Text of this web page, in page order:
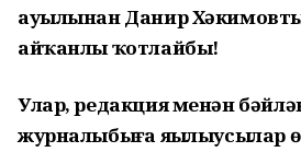
ауылынан Данир Хәкимовты
айҡанлы ҡотлайбыҙ!
Улар, редакция менән
журналыбыҙға яҙылыусылар